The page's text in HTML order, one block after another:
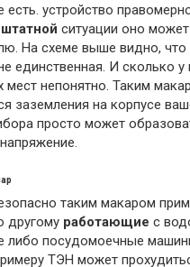
есть. устройство
ситуации оно
На схеме выше видно, что
единственная. И сколько у
непонятно. Таким
заземления на корпусе
просто может
таким макаром
другому работающие с
либо посудомоечные
ТЭН может